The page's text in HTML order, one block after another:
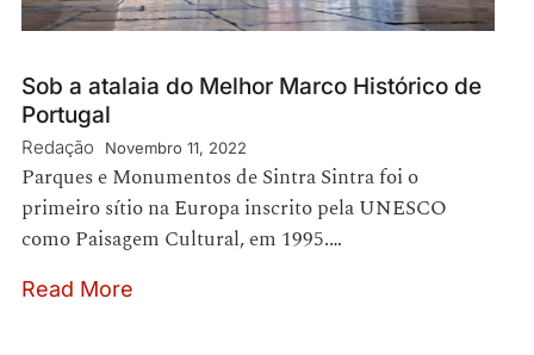
Sob a atalaia do Melhor Marco Histórico de
Portugal
Redação Novembro 11, 2022
Parques e Monumentos de Sintra Sintra foi o
primeiro sítio na Europa inscrito pela UNESCO
como Paisagem Cultural, em 1995.…
Read More